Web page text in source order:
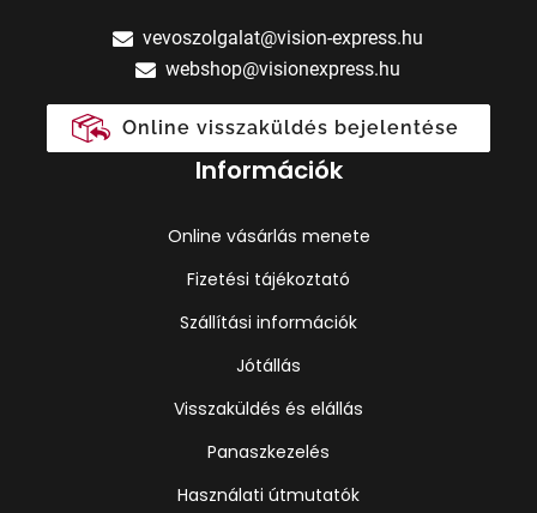
vevoszolgalat@vision-express.hu
webshop@visionexpress.hu
Online visszaküldés bejelentése
Információk
Online vásárlás menete
Fizetési tájékoztató
Szállítási információk
Jótállás
Visszaküldés és elállás
Panaszkezelés
Használati útmutatók